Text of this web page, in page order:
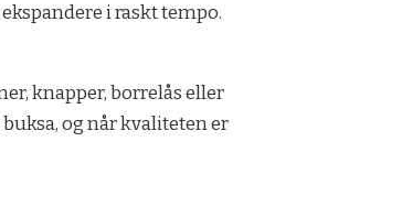
i raskt tempo.
knapper, borrelås eller
og når kvaliteten er